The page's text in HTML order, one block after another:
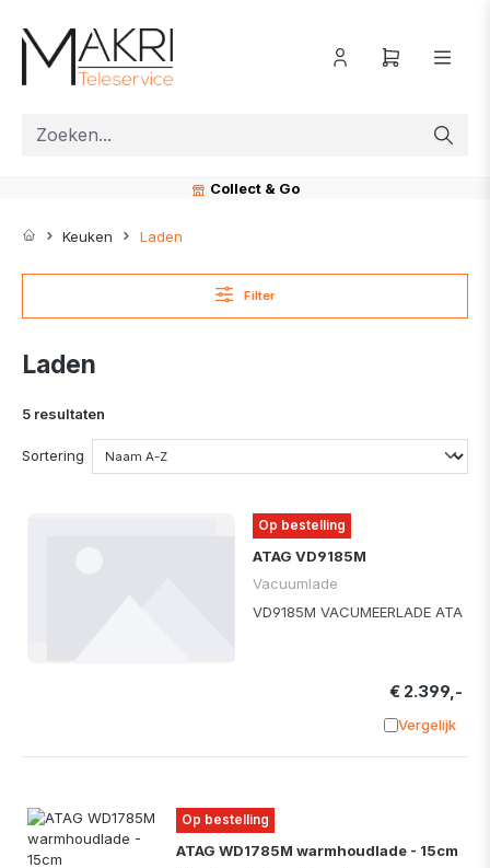
Collect & Go
Keuken Laden
Filter
Laden
5 resultaten
Sortering
Op bestelling
ATAG VD9185M
Vacuumlade
VD9185M VACUMEERLADE ATA
€ 2.399,-
Vergelijk
Op bestelling
ATAG WD1785M warmhoudlade - 15cm